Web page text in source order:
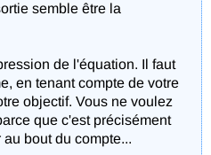
semble être la
de l'équation. Il faut
en tenant compte de votre
objectif. Vous ne voulez
que c'est précisément
bout du compte...